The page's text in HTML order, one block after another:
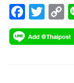
F
ac
e
T
wi
tt
C
o
p